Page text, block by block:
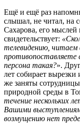
Ещё и ещё раз
слышал, не читал, на
Сахарова, его
свидетельствует:
телевидению, читаем
противопоставляете
персона такая?».
лет собирает вырезки
же заняты
природной среды в
течение нескольких
Вашими
возмущению нет